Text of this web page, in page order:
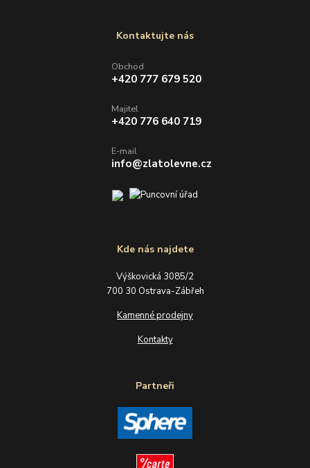
Kde nás najdete
Výškovická 3085/2
700 30 Ostrava-Zábřeh
Kamenné prodejny
Kontakty
Partneři
Kontaktujte nás
Obchod
+420 777 679 520
Majitel
+420 776 640 719
E-mail
info@zlatolevne.cz